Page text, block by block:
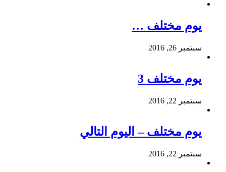
يوم مختلف …
سبتمبر 26, 2016
يوم مختلف 3
سبتمبر 22, 2016
يوم مختلف – اليوم التالي
سبتمبر 22, 2016